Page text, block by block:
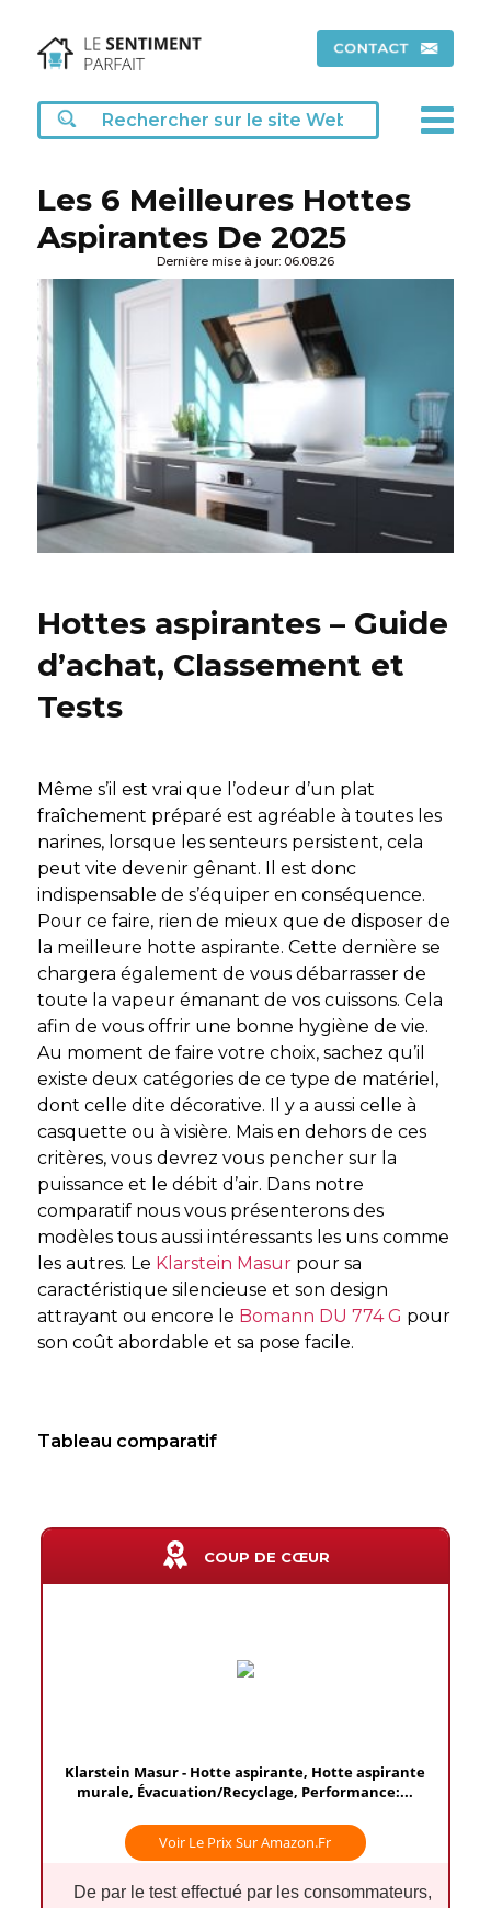
Les 6 Meilleures Hottes
Aspirantes De 2025
Dernière mise à jour: 06.08.26
Hottes aspirantes – Guide
d’achat, Classement et
Tests
Même s’il est vrai que l’odeur d’un plat
fraîchement préparé est agréable à toutes les
narines, lorsque les senteurs persistent, cela
peut vite devenir gênant. Il est donc
indispensable de s’équiper en conséquence.
Pour ce faire, rien de mieux que de disposer de
la meilleure hotte aspirante. Cette dernière se
chargera également de vous débarrasser de
toute la vapeur émanant de vos cuissons. Cela
afin de vous offrir une bonne hygiène de vie.
Au moment de faire votre choix, sachez qu’il
existe deux catégories de ce type de matériel,
dont celle dite décorative. Il y a aussi celle à
casquette ou à visière. Mais en dehors de ces
critères, vous devrez vous pencher sur la
puissance et le débit d’air. Dans notre
comparatif nous vous présenterons des
modèles tous aussi intéressants les uns comme
les autres. Le Klarstein Masur pour sa
caractéristique silencieuse et son design
attrayant ou encore le Bomann DU 774 G pour
son coût abordable et sa pose facile.
Tableau comparatif
COUP DE CŒUR
Klarstein Masur - Hotte aspirante, Hotte aspirante
murale, Évacuation/Recyclage, Performance:...
Voir Le Prix Sur Amazon.fr
De par le test effectué par les consommateurs,